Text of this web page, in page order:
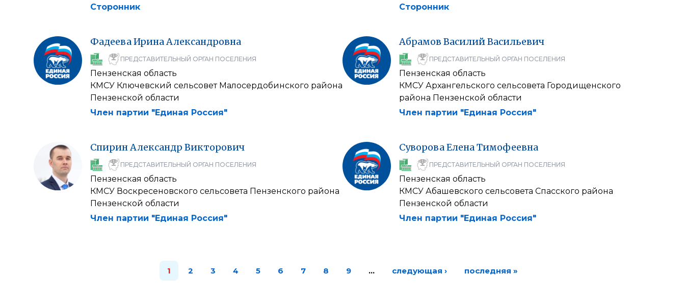
Сторонник
Сторонник
ФадееваИринаАлександровна
ПРЕДСТАВИТЕЛЬНЫЙ ОРГАН ПОСЕЛЕНИЯ
Пензенская область
КМСУ Ключевский сельсовет Малосердобинского района
Пензенской области
Член партии "Единая Россия"
Абрамов ВасилийВасильевич
ПРЕДСТАВИТЕЛЬНЫЙ ОРГАН ПОСЕЛЕНИЯ
Пензенская область
КМСУ Архангельского сельсовета Городищенского
района Пензенской области
Член партии "Единая Россия"
СпиринАлександр Викторович
ПРЕДСТАВИТЕЛЬНЫЙ ОРГАН ПОСЕЛЕНИЯ
Пензенская область
КМСУ Воскресеновского сельсовета Пензенского района
Пензенской области
Член партии "Единая Россия"
СувороваЕленаТимофеевна
ПРЕДСТАВИТЕЛЬНЫЙ ОРГАН ПОСЕЛЕНИЯ
Пензенская область
КМСУ Абашевского сельсовета Спасского района
Пензенской области
Член партии "Единая Россия"
1 2 3 4 5 6 7 8 9 … следующая › последняя »